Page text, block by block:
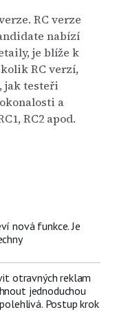
RC verze
nabízí
je blíže k
RC verzí,
jak testeři
a
RC2 apod.
nová funkce. Je
otravných reklam
jednoduchou
Postup krok